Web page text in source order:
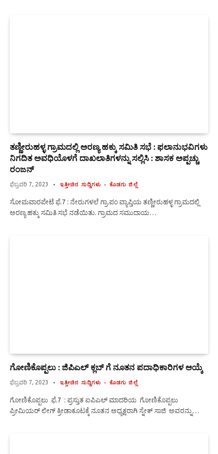
ತಣ್ಣೀರುಹಳ್ಳ ಗ್ರಾಮದಲ್ಲಿ ಅರಣ್ಯ ಹಕ್ಕು ಸಮಿತಿ ಸಭೆ : ಫಲಾನುಭವಿಗಳು
ನಿಗದಿತ ಅವಧಿಯೊಳಗೆ ದಾಖಲಾತಿಗಳನ್ನು ಸಲ್ಲಿಸಿ : ಶಾಸಕ ಅಪ್ಪಚ್ಚು
ರಂಜನ್
ಫೆಬ್ರವರಿ 7, 2023 ಇತ್ತೀಚಿನ ಸುದ್ದಿಗಳು ಕೊಡಗು ಜಿಲ್ಲೆ
ಸೋಮವಾರಪೇಟೆ ಫೆ.7 : ನೇರುಗಳಲೆ ಗ್ರಾ.ಪಂ ವ್ಯಾಪ್ತಿಯ ತಣ್ಣೀರುಹಳ್ಳ ಗ್ರಾಮದಲ್ಲಿ
ಅರಣ್ಯ ಹಕ್ಕು ಸಮಿತಿ ಸಭೆ ನಡೆಯಿತು. ಗ್ರಾಮದ ಸಮುದಾಯ…
ಗೋಣಿಕೊಪ್ಪಲು : ಜಿಪಿಎಲ್ ಕ್ಲಬ್ ಗೆ ನೂತನ ಪದಾಧಿಕಾರಿಗಳ ಆಯ್ಕೆ
ಫೆಬ್ರವರಿ 7, 2023 ಇತ್ತೀಚಿನ ಸುದ್ದಿಗಳು ಕೊಡಗು ಜಿಲ್ಲೆ
ಗೋಣಿಕೊಪ್ಪಲು ಫೆ.7 : ಪ್ರಸ್ತುತ ಐಪಿಎಲ್ ಮಾದರಿಯ ಗೋಣಿಕೊಪ್ಪಲು
ಪ್ರೀಮಿಯರ್ ಲೀಗ್ ಕ್ರೀಡಾಕೂಟಕ್ಕೆ ನೂತನ ಅಧ್ಯಕ್ಷರಾಗಿ ಸ್ನೇಕ್ ಸಾಜಿ ಅವರನ್ನು…